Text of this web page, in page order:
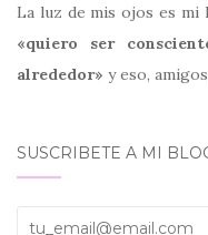
La luz de mis ojos es mi
«quiero ser
alrededor» y eso,
SUSCRIBETE A MI
tu_email@email.com